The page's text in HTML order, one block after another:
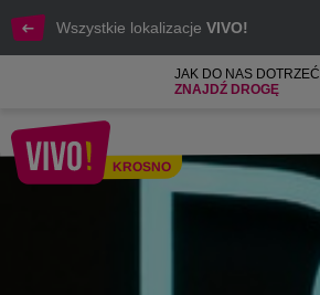
Wszystkie lokalizacje VIVO!
JAK DO NAS DOTRZEĆ
ZNAJDŹ DROGĘ
KROSNO
Perfumy, kosmetyki, makijaż, pielęgnacja‎